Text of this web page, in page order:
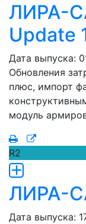
ЛИРА-
Update
Дата выпуска:
Обновления
плюс, импорт
модуль
R2
ЛИРА-
Дата выпуска: